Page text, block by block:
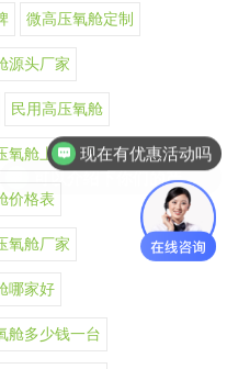
微高压氧舱定制
源头厂家
民用高压氧舱
氧舱上市公司
价格表
氧舱厂家
哪家好
舱多少钱一台
可以介绍下你们的产品么
现在有优惠活动吗